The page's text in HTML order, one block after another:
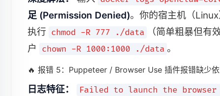
足 (Permission Denied)。你的宿主机（
执行 chmod -R 777 ./data
（简单粗暴但
户
chown -R 1000:1000 ./data 。
🔥 报错 5：Puppeteer / Browser Use 插件报错缺少
日志特征：
Failed to launch the